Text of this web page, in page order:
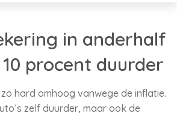
in anderhalf
procent duurder
hard omhoog vanwege de inflatie.
zelf duurder, maar ook de